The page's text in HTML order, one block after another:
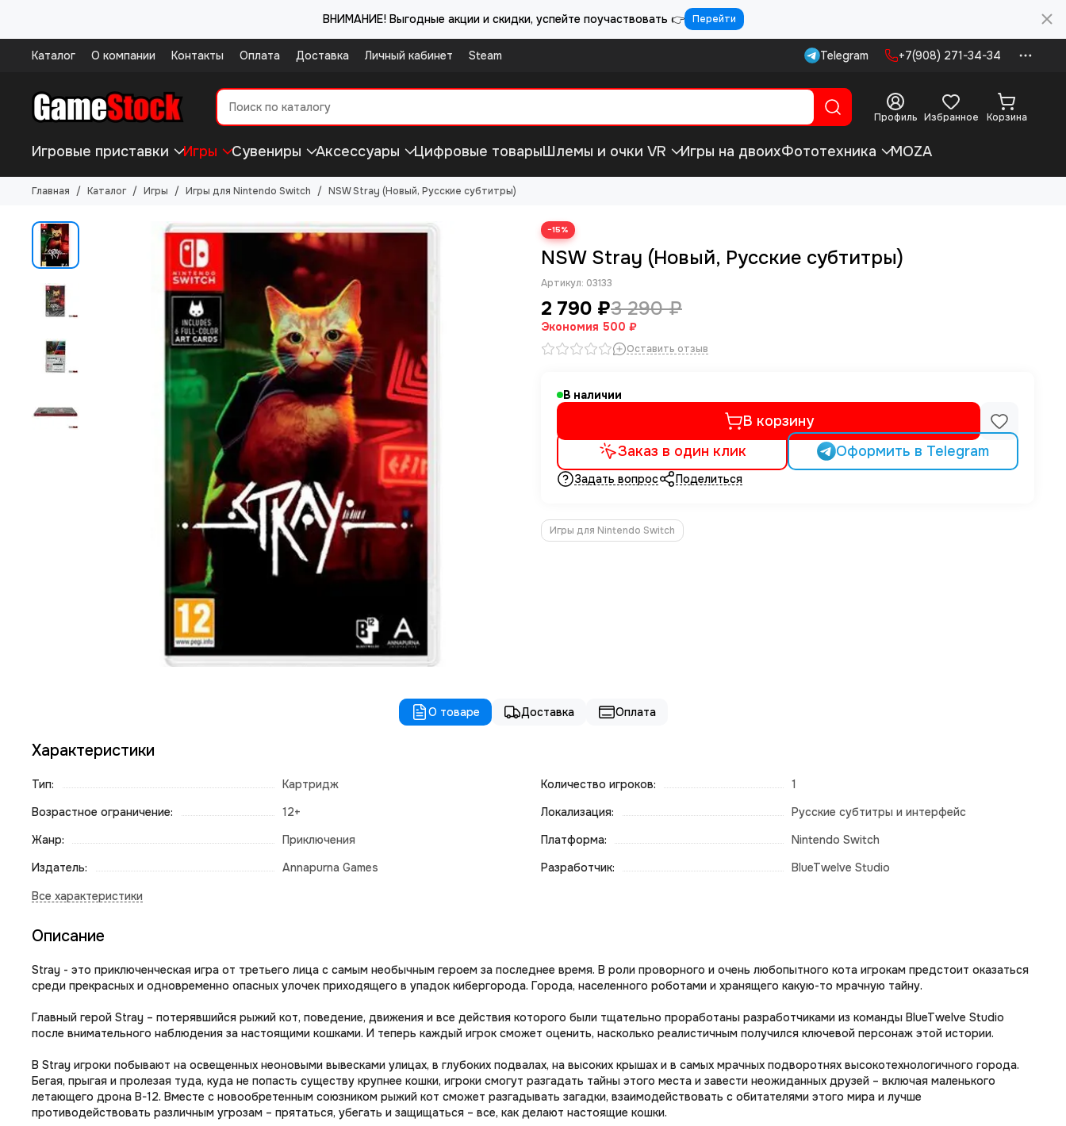
ВНИМАНИЕ! Выгодные акции и скидки, успейте поучаствовать 👉 Перейти
Каталог О компании Контакты Оплата Доставка Личный кабинет Steam Telegram +7(908) 271-34-34
Профиль Избранное Корзина
Игровые приставки Игры Сувениры Аксессуары Цифровые товарыШлемы и очки VR Игры на двоихФототехника MOZA
Главная Каталог Игры Игры для Nintendo Switch NSW Stray (Новый, Русские субтитры)
−15%
NSW Stray (Новый, Русские субтитры)
Артикул: 03133
2 790 ₽3 290 ₽
Экономия 500 ₽
Оставить отзыв
В наличии
В корзину
Заказ в один клик
Оформить в Telegram
Задать вопрос Поделиться
Игры для Nintendo Switch
О товаре Доставка Оплата
Характеристики
Тип:
Картридж
Возрастное ограничение:
12+
Жанр:
Приключения
Издатель:
Annapurna Games
Количество игроков:
1
Локализация:
Русские субтитры и интерфейс
Платформа:
Nintendo Switch
Разработчик:
BlueTwelve Studio
Описание
Stray - это приключенческая игра от третьего лица с самым необычным героем за последнее время. В роли проворного и очень любопытного кота игрокам предстоит оказаться
среди прекрасных и одновременно опасных улочек приходящего в упадок кибергорода. Города, населенного роботами и хранящего какую-то мрачную тайну.
Главный герой Stray – потерявшийся рыжий кот, поведение, движения и все действия которого были тщательно проработаны разработчиками из команды BlueTwelve Studio
после внимательного наблюдения за настоящими кошками. И теперь каждый игрок сможет оценить, насколько реалистичным получился ключевой персонаж этой истории.
В Stray игроки побывают на освещенных неоновыми вывесками улицах, в глубоких подвалах, на высоких крышах и в самых мрачных подворотнях высокотехнологичного города.
Бегая, прыгая и пролезая туда, куда не попасть существу крупнее кошки, игроки смогут разгадать тайны этого места и завести неожиданных друзей – включая маленького
летающего дрона B-12. Вместе с новообретенным союзником рыжий кот сможет разгадывать загадки, взаимодействовать с обитателями этого мира и лучше
противодействовать различным угрозам – прятаться, убегать и защищаться – все, как делают настоящие кошки.